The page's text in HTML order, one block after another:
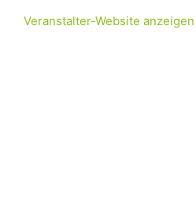
Veranstalter-Website anzeigen